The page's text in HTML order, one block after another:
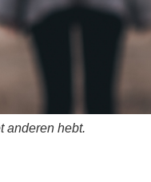
anderen hebt.